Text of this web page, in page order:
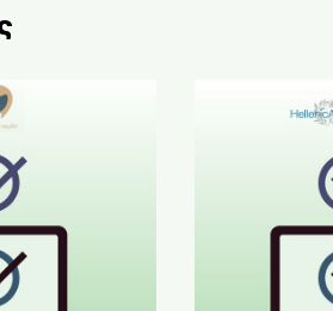
Ελληνομάθειας Μαΐου